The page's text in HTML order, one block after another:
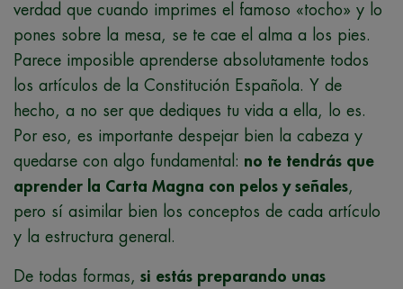
verdad que cuando imprimes el famoso «tocho» y lo
pones sobre la mesa, se te cae el alma a los pies.
Parece imposible aprenderse absolutamente todos
los artículos de la Constitución Española. Y de
hecho, a no ser que dediques tu vida a ella, lo es.
Por eso, es importante despejar bien la cabeza y
quedarse con algo fundamental: no te tendrás que
aprender la Carta Magna con pelos y señales,
pero sí asimilar bien los conceptos de cada artículo
y la estructura general.
De todas formas, si estás preparando unas